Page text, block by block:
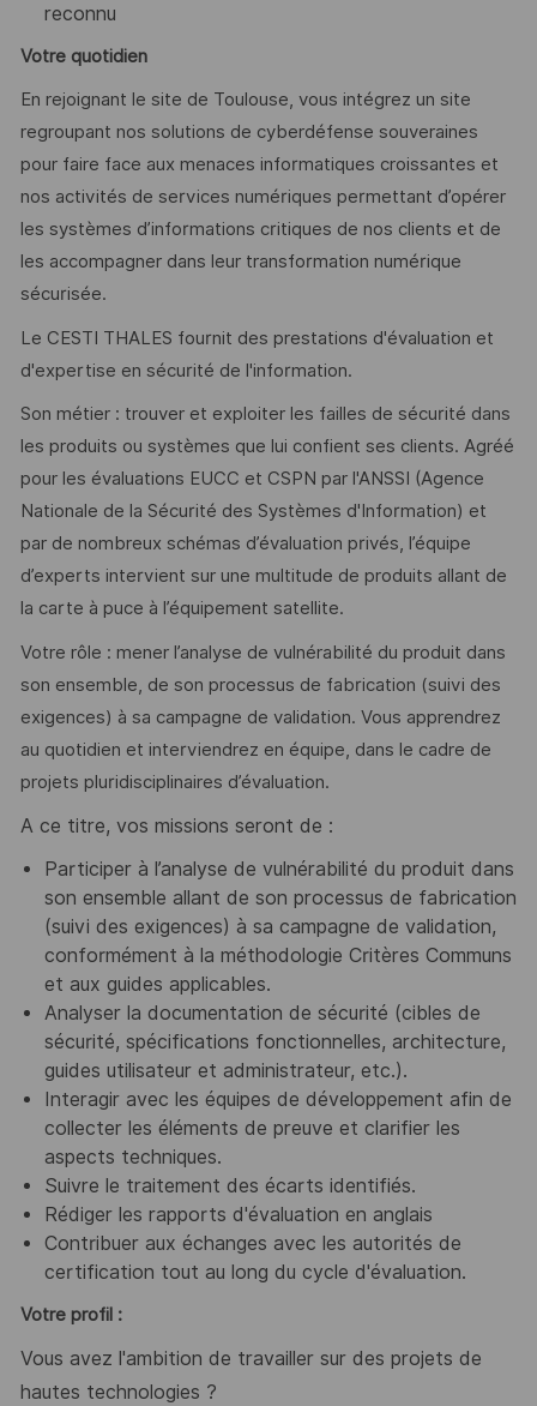
reconnu
Votre quotidien
En rejoignant le site de Toulouse, vous intégrez un site
regroupant nos solutions de cyberdéfense souveraines
pour faire face aux menaces informatiques croissantes et
nos activités de services numériques permettant d’opérer
les systèmes d’informations critiques de nos clients et de
les accompagner dans leur transformation numérique
sécurisée.
Le CESTI THALES fournit des prestations d'évaluation et
d'expertise en sécurité de l'information.
Son métier : trouver et exploiter les failles de sécurité dans
les produits ou systèmes que lui confient ses clients. Agréé
pour les évaluations EUCC et CSPN par l'ANSSI (Agence
Nationale de la Sécurité des Systèmes d'Information) et
par de nombreux schémas d’évaluation privés, l’équipe
d’experts intervient sur une multitude de produits allant de
la carte à puce à l’équipement satellite.
Votre rôle : mener l’analyse de vulnérabilité du produit dans
son ensemble, de son processus de fabrication (suivi des
exigences) à sa campagne de validation. Vous apprendrez
au quotidien et interviendrez en équipe, dans le cadre de
projets pluridisciplinaires d’évaluation.
A ce titre, vos missions seront de :
Participer à l’analyse de vulnérabilité du produit dans
son ensemble allant de son processus de fabrication
(suivi des exigences) à sa campagne de validation,
conformément à la méthodologie Critères Communs
et aux guides applicables.
Analyser la documentation de sécurité (cibles de
sécurité, spécifications fonctionnelles, architecture,
guides utilisateur et administrateur, etc.).
Interagir avec les équipes de développement afin de
collecter les éléments de preuve et clarifier les
aspects techniques.
Suivre le traitement des écarts identifiés.
Rédiger les rapports d'évaluation en anglais
Contribuer aux échanges avec les autorités de
certification tout au long du cycle d'évaluation.
Votre profil :
Vous avez l'ambition de travailler sur des projets de
hautes technologies ?